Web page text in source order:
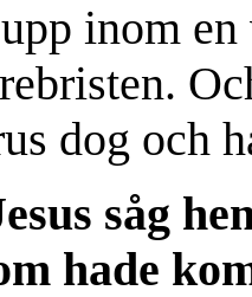
inom
dog och
såg
hade